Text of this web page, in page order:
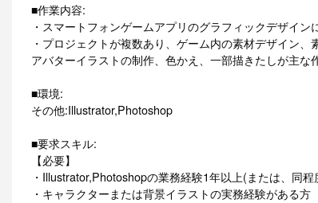
■作業内容:
・スマートフォンゲームアプリのグラフィックデザイン
・プロジェクトが複数あり、ゲーム内の素材デザイン、
アバターイラストの制作、色かえ、一部描きたしが主な
■環境:
その他:Illustrator,Photoshop
■要求スキル:
【必要】
・Illustrator,Photoshopの業務経験1年以上(または、同
・キャラクターまたは背景イラストの実務経験がある方